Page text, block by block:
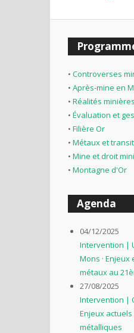
• Controverses
• Après-mine en
• Réalités
• Évaluation et
• Filière Or
• Métaux et
• Mine et droit
• Montagne d'Or
Agenda
04/12/2025
Intervention |
Mons ·
métaux au
27/08/2025
Intervention |
Enjeux
métalliques